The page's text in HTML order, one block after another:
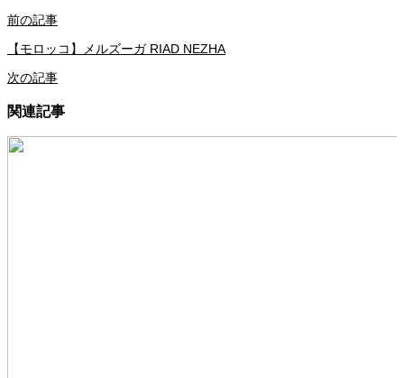
前の記事
【モロッコ】メルズーガ RIAD NEZHA
次の記事
関連記事